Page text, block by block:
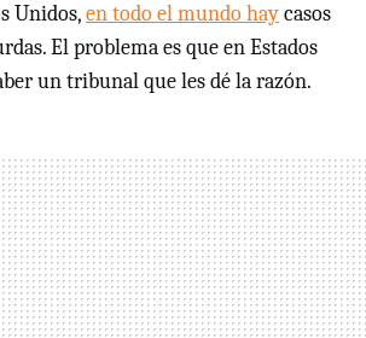
Unidos,en todo el mundo haycasos
El problema es que en Estados
un tribunal que les dé la razón.